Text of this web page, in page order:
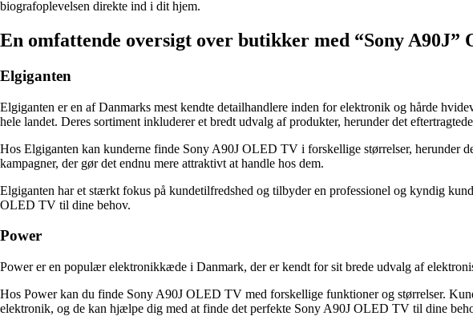
biografoplevelsen direkte ind i dit hjem.
En omfattende oversigt over butikker med “Sony
Elgiganten
Elgiganten er en af Danmarks mest kendte detailhandlere inden for elektronik og hårde
hele landet. Deres sortiment inkluderer et bredt udvalg af produkter, herunder det
Hos Elgiganten kan kunderne finde Sony A90J OLED TV i forskellige størrelser,
kampagner, der gør det endnu mere attraktivt at handle hos dem.
Elgiganten har et stærkt fokus på kundetilfredshed og tilbyder en professionel og kyndig
OLED TV til dine behov.
Power
Power er en populær elektronikkæde i Danmark, der er kendt for sit brede udvalg af
Hos Power kan du finde Sony A90J OLED TV med forskellige funktioner og størrelser.
elektronik, og de kan hjælpe dig med at finde det perfekte Sony A90J OLED TV til dine